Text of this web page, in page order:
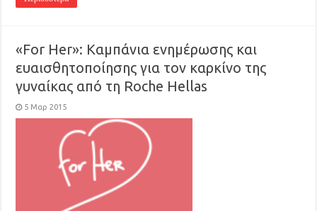
«For Her»: Καμπάνια ενημέρωσης και
ευαισθητοποίησης για τον καρκίνο της
γυναίκας από τη Roche Hellas
5 Μαρ 2015